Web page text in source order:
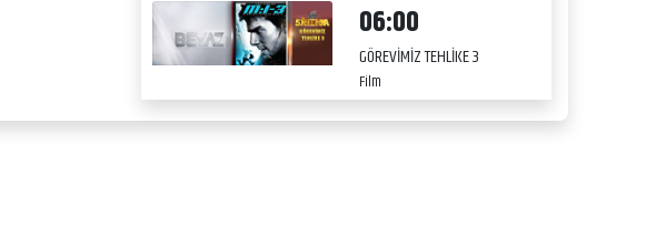
06:00
GÖREVİMİZ TEHLİKE 3
Film